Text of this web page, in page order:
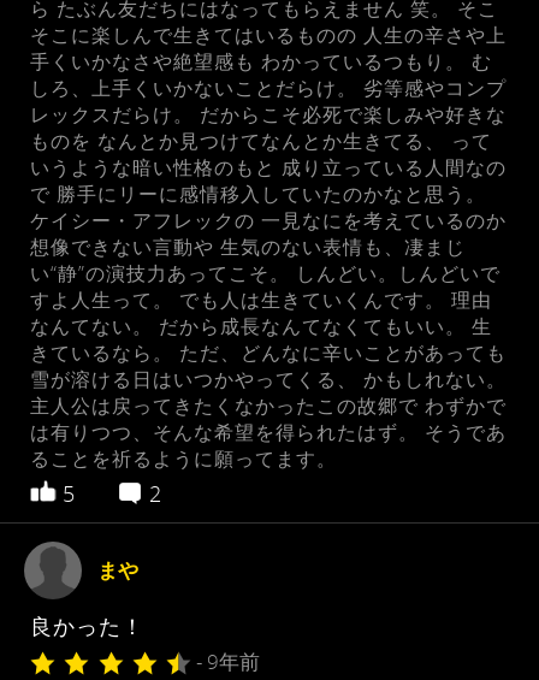
ら たぶん友だちにはなってもらえません 笑。 そこ
そこに楽しんで生きてはいるものの 人生の辛さや上
手くいかなさや絶望感も わかっているつもり。 む
しろ、上手くいかないことだらけ。 劣等感やコンプ
レックスだらけ。 だからこそ必死で楽しみや好きな
ものを なんとか見つけてなんとか生きてる、 って
いうような暗い性格のもと 成り立っている人間なの
で 勝手にリーに感情移入していたのかなと思う。
ケイシー・アフレックの 一見なにを考えているのか
想像できない言動や 生気のない表情も、凄まじ
い“静”の演技力あってこそ。 しんどい。しんどいで
すよ人生って。 でも人は生きていくんです。 理由
なんてない。 だから成長なんてなくてもいい。 生
きているなら。 ただ、どんなに辛いことがあっても
雪が溶ける日はいつかやってくる、 かもしれない。
主人公は戻ってきたくなかったこの故郷で わずかで
は有りつつ、そんな希望を得られたはず。 そうであ
ることを祈るように願ってます。
5 2
まや
良かった！
- 9年前